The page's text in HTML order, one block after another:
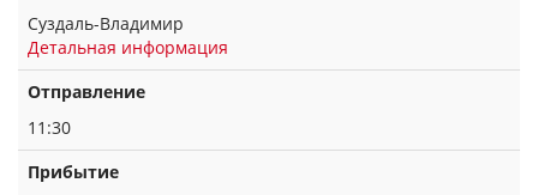
Суздаль-Владимир
Детальная информация
Отправление
11:30
Прибытие